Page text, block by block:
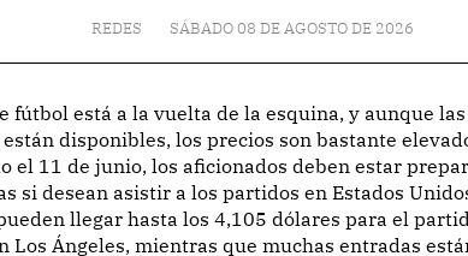
REDES SÁBADO 08 DE AGOSTO DE 2026
disponibles, los precios son bastante
el 11 de junio, los aficionados deben estar
si desean asistir a los partidos en Estados
llegar hasta los 4,105 dólares para el
Los Ángeles, mientras que muchas entradas